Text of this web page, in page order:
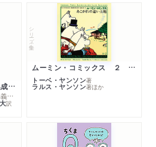
ミシェル・フーコー講義集成１０ 主体性と真理
─コレージュ・ド・フランス講義１９８０－１９８１年度
訳
シリーズ・全集
ムーミン・コミックス ２ あこがれの遠い土地
トーベ・ヤンソン著
ラルス・ヤンソン著ほか